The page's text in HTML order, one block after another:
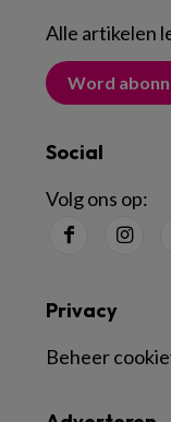
Alle artikelen
Word
Social
Volg ons op:
Privacy
Beheer